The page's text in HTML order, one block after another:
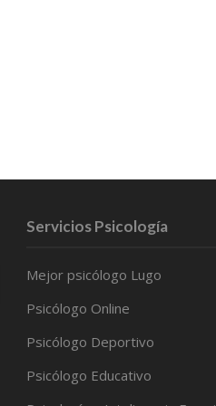
Servicios Psicología
Mejor psicólogo Lugo
Psicólogo Online
Psicólogo Deportivo
Psicólogo Educativo